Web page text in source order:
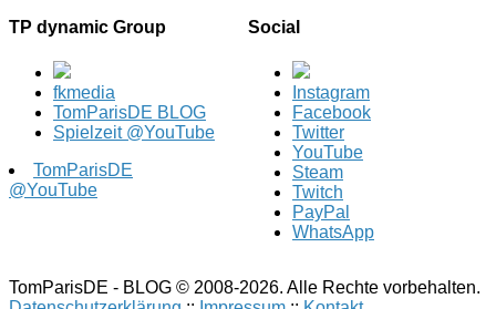
TP dynamic Group
fkmedia
TomParisDE BLOG
Spielzeit @YouTube
TomParisDE
@YouTube
Social
Instagram
Facebook
Twitter
YouTube
Steam
Twitch
PayPal
WhatsApp
TomParisDE - BLOG © 2008-2026. Alle Rechte vorbehalten.